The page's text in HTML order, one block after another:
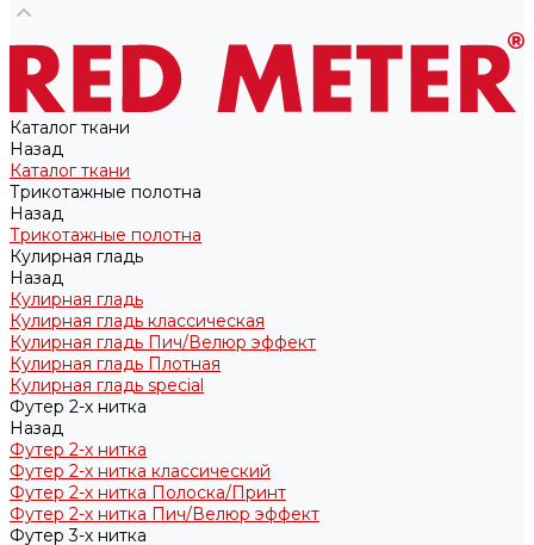
Каталог ткани
Назад
Каталог ткани
Трикотажные полотна
Назад
Трикотажные полотна
Кулирная гладь
Назад
Кулирная гладь
Кулирная гладь классическая
Кулирная гладь Пич/Велюр эффект
Кулирная гладь Плотная
Кулирная гладь special
Футер 2-х нитка
Назад
Футер 2-х нитка
Футер 2-х нитка классический
Футер 2-х нитка Полоска/Принт
Футер 2-х нитка Пич/Велюр эффект
Футер 3-х нитка